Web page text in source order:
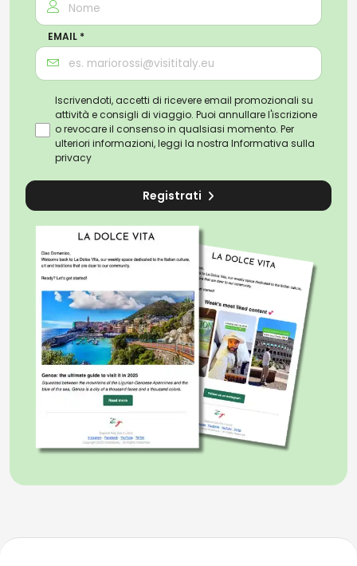
EMAIL *
Iscrivendoti, accetti di ricevere email promozionali su
attività e consigli di viaggio. Puoi annullare l'iscrizione
o revocare il consenso in qualsiasi momento. Per
ulteriori informazioni, leggi la nostra Informativa sulla
privacy
Registrati